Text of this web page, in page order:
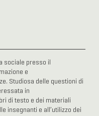
sociale presso il
e
Studiosa delle questioni di
in
di testo e dei materiali
insegnanti e all’utilizzo dei